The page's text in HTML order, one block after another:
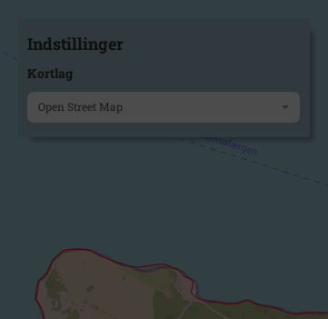
Indstillinger
Kortlag
Open Street Map